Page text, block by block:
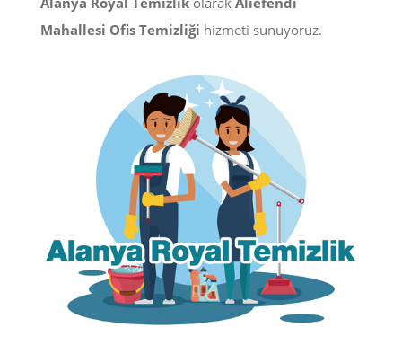
Mahallesi Ofis Temizliği hizmeti sunuyoruz.